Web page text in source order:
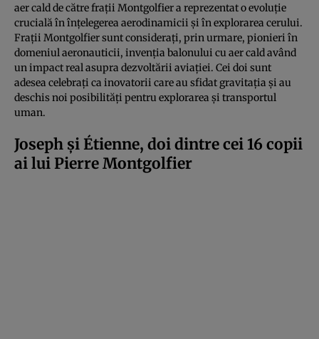
aer cald de către frații Montgolfier a reprezentat o evoluție
crucială în înțelegerea aerodinamicii și în explorarea cerului.
Frații Montgolfier sunt considerați, prin urmare, pionieri în
domeniul aeronauticii, invenția balonului cu aer cald având
un impact real asupra dezvoltării aviației. Cei doi sunt
adesea celebrați ca inovatorii care au sfidat gravitația și au
deschis noi posibilități pentru explorarea și transportul
uman.
Joseph și Étienne, doi dintre cei 16 copii
ai lui Pierre Montgolfier